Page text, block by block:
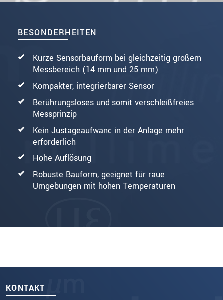
BESONDERHEITEN
Kurze Sensorbauform bei gleichzeitig großem
Messbereich (14 mm und 25 mm)
Kompakter, integrierbarer Sensor
Berührungsloses und somit verschleißfreies
Messprinzip
Kein Justageaufwand in der Anlage mehr
erforderlich
Hohe Auflösung
Robuste Bauform, geeignet für raue
Umgebungen mit hohen Temperaturen
KONTAKT